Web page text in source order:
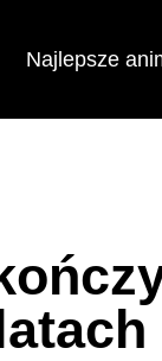
Najlepsze